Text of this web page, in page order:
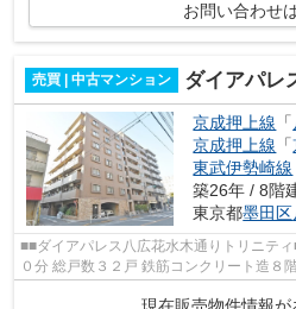
お問い合わせ
売買 | 中古マンション ダイアパレス
京成押上線 「
京成押上線 「
東武伊勢崎線
築26年 / 8階
東京都墨田区
■■ダイアパレス八広花水木通りトリニティ■■ 京成押上線 八広駅 徒
０分 総戸数３２戸 鉄筋コンクリート造８階建 平成１２年３月完成 ■■共用施